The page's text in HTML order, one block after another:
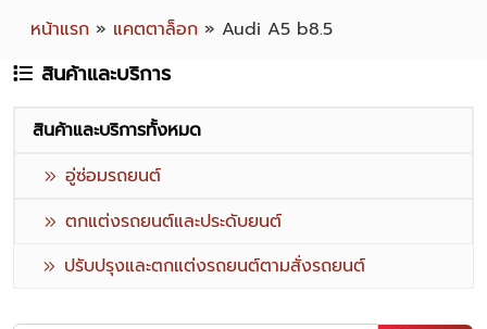
หน้าแรก » แคตตาล็อก » Audi A5 b8.5
สินค้าและบริการ
สินค้าและบริการทั้งหมด
อู่ซ่อมรถยนต์
ตกแต่งรถยนต์และประดับยนต์
ปรับปรุงและตกแต่งรถยนต์ตามสั่งรถยนต์